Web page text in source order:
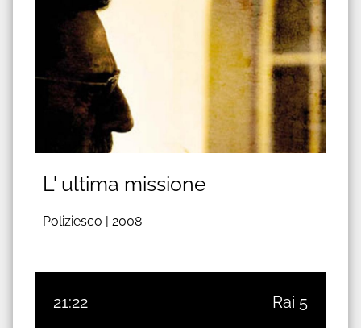
L' ultima missione
Poliziesco | 2008
21:22 Rai 5